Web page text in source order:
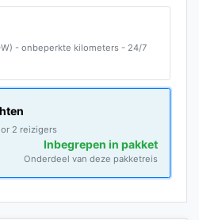
- onbeperkte kilometers - 24/7
2 reizigers
Inbegrepen in pakket
Onderdeel van deze pakketreis